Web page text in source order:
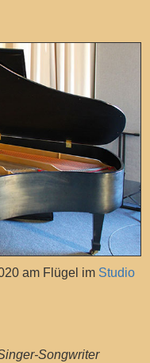
am Flügel im Studio
Songwriter